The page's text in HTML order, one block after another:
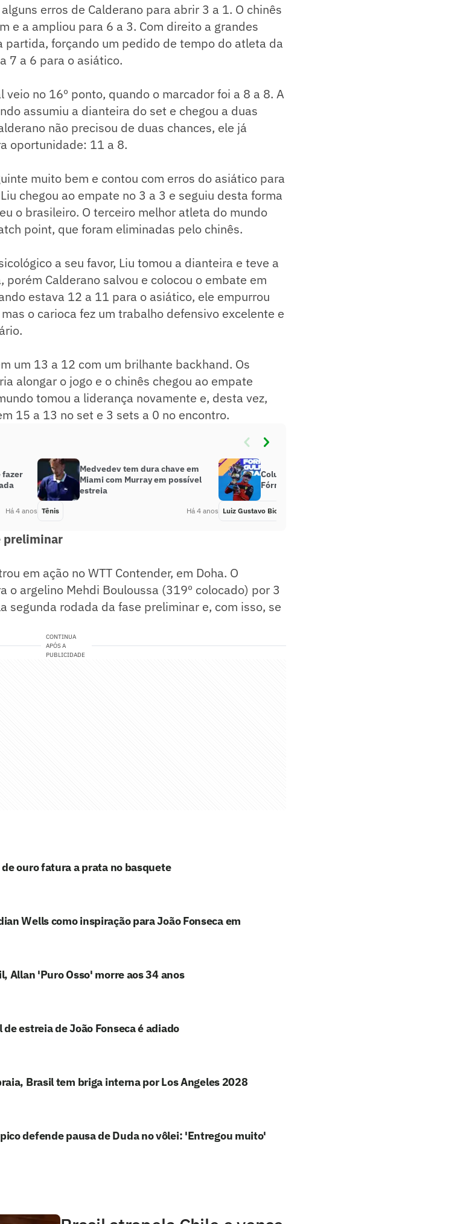
erros de Calderano para abrir 3 a 1. O chinês
e a ampliou para 6 a 3. Com direito a grandes
partida, forçando um pedido de tempo do atleta da
7 a 6 para o asiático.
veio no 16º ponto, quando o marcador foi a 8 a 8. A
assumiu a dianteira do set e chegou a duas
não precisou de duas chances, ele já
oportunidade: 11 a 8.
muito bem e contou com erros do asiático para
chegou ao empate no 3 a 3 e seguiu desta forma
o brasileiro. O terceiro melhor atleta do mundo
point, que foram eliminadas pelo chinês.
a seu favor, Liu tomou a dianteira e teve a
Calderano salvou e colocou o embate em
estava 12 a 11 para o asiático, ele empurrou
o carioca fez um trabalho defensivo excelente e
um 13 a 12 com um brilhante backhand. Os
alongar o jogo e o chinês chegou ao empate
tomou a liderança novamente e, desta vez,
15 a 13 no set e 3 sets a 0 no encontro.
fazer
Há 4 anos
Medvedev tem dura chave em
Miami com Murray em possível
estreia
Tênis Há 4 anos
Coluna: ‘Fratelli d’Italia na
Fórmula 1’
Luiz Gustavo Bichara
preliminar
em ação no WTT Contender, em Doha. O
o argelino Mehdi Bouloussa (319º colocado) por 3
rodada da fase preliminar e, com isso, se
CONTINUA
APÓS A
PUBLICIDADE
ouro fatura a prata no basquete
Wells como inspiração para João Fonseca em
Allan 'Puro Osso' morre aos 34 anos
estreia de João Fonseca é adiado
Brasil tem briga interna por Los Angeles 2028
defende pausa de Duda no vôlei: 'Entregou muito'